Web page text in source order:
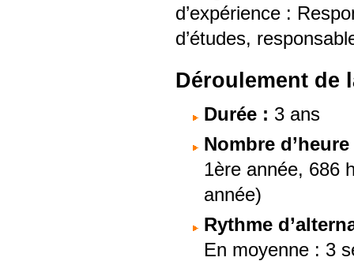
d’expérience :
d’études,
Déroulement de
Durée : 3 ans
Nombre
1ère année, 686
année)
Rythme
En moyenne : 3